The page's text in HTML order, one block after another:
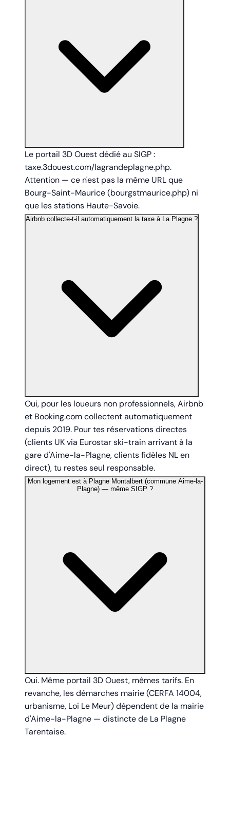
Le portail 3D Ouest dédié au SIGP :
taxe.3douest.com/lagrandeplagne.php.
Attention — ce n'est pas la même URL que
Bourg-Saint-Maurice (bourgstmaurice.php) ni
que les stations Haute-Savoie.
Airbnb collecte-t-il automatiquement la taxe à La Plagne ?
Oui, pour les loueurs non professionnels, Airbnb
et Booking.com collectent automatiquement
depuis 2019. Pour tes réservations directes
(clients UK via Eurostar ski-train arrivant à la
gare d'Aime-la-Plagne, clients fidèles NL en
direct), tu restes seul responsable.
Mon logement est à Plagne Montalbert (commune Aime-la-
Plagne) — même SIGP ?
Oui. Même portail 3D Ouest, mêmes tarifs. En
revanche, les démarches mairie (CERFA 14004,
urbanisme, Loi Le Meur) dépendent de la mairie
d'Aime-la-Plagne — distincte de La Plagne
Tarentaise.